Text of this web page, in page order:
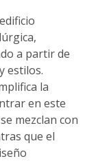
a partir de
estilos.
la
en este
mezclan con
que el